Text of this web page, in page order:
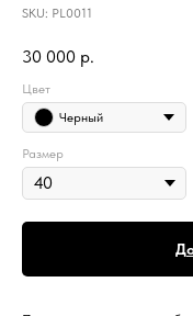
SKU: PL0011
30 000 р.
Цвет
Черный
Размер